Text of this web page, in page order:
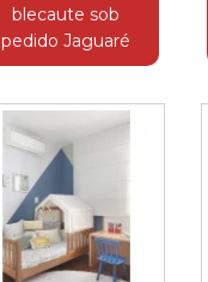
blecaute sob
pedido Jaguaré